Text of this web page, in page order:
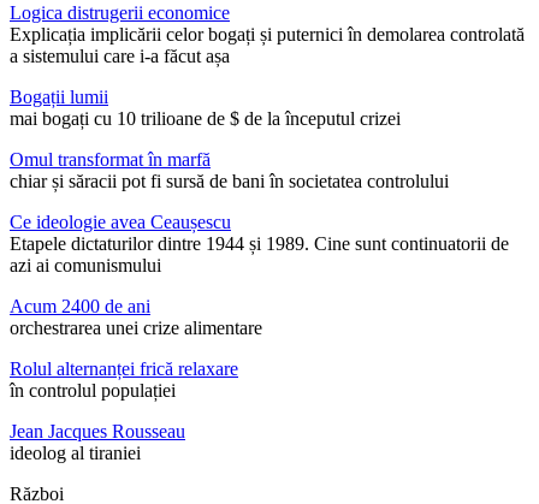
Logica distrugerii economice
Explicația implicării celor bogați și puternici în demolarea controlată
a sistemului care i-a făcut așa
Bogații lumii
mai bogați cu 10 trilioane de $ de la începutul crizei
Omul transformat în marfă
chiar și săracii pot fi sursă de bani în societatea controlului
Ce ideologie avea Ceaușescu
Etapele dictaturilor dintre 1944 și 1989. Cine sunt continuatorii de
azi ai comunismului
Acum 2400 de ani
orchestrarea unei crize alimentare
Rolul alternanței frică relaxare
în controlul populației
Jean Jacques Rousseau
ideolog al tiraniei
Război